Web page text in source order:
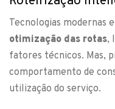
Tecnologias modernas
otimização das rotas,
fatores técnicos. Mas,
comportamento de
utilização do serviço.